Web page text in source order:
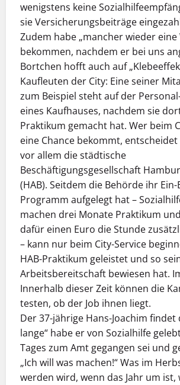
wenigstens keine
sie Versicherungsbeiträge
Zudem habe „mancher wieder
bekommen, nachdem er bei uns
Bortchen hofft auch auf
Kaufleuten der City: Eine seiner
zum Beispiel steht auf der
eines Kaufhauses, nachdem sie
Praktikum gemacht hat. Wer beim
eine Chance bekommt,
vor allem die städtische
Beschäftigungsgesellschaft
(HAB). Seitdem die Behörde ihr Ein-
Programm aufgelegt hat –
machen drei Monate Praktikum
dafür einen Euro die Stunde
– kann nur beim City-Service
HAB-Praktikum geleistet und so
Arbeitsbereitschaft bewiesen hat.
Innerhalb dieser Zeit können die
testen, ob der Job ihnen liegt.
Der 37-jährige Hans-Joachim findet
lange“ habe er von Sozialhilfe
Tages zum Amt gegangen sei und
„Ich will was machen!“ Was im
werden wird, wenn das Jahr um ist,